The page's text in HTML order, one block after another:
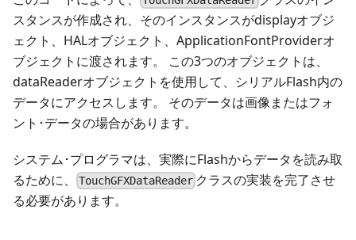
スタンスが作成され、そのインスタンスがdisplayオブジ
ェクト、HALオブジェクト、ApplicationFontProviderオ
ブジェクトに渡されます。 この3つのオブジェクトは、
dataReaderオブジェクトを使用して、シリアルFlash内の
データにアクセスします。 そのデータは画像またはフォ
ント･データの場合があります。
システム･プログラマは、実際にFlashからデータを読み取
るために、
TouchGFXDataReader クラスの実装を完了させ
る必要があります。